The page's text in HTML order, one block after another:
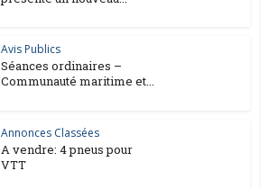
Avis Publics
Séances ordinaires –
Communauté maritime et...
Annonces Classées
A vendre: 4 pneus pour
VTT